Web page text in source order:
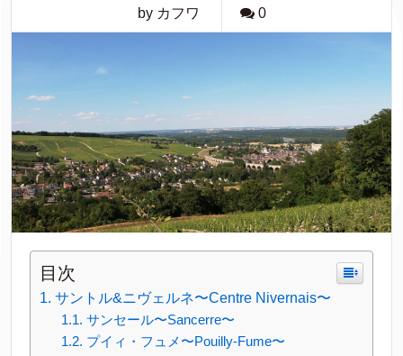
by カフワ 0
目次
サントル&ニヴェルネ〜Centre Nivernais〜
サンセール〜Sancerre〜
プイィ・フュメ〜Pouilly-Fume〜